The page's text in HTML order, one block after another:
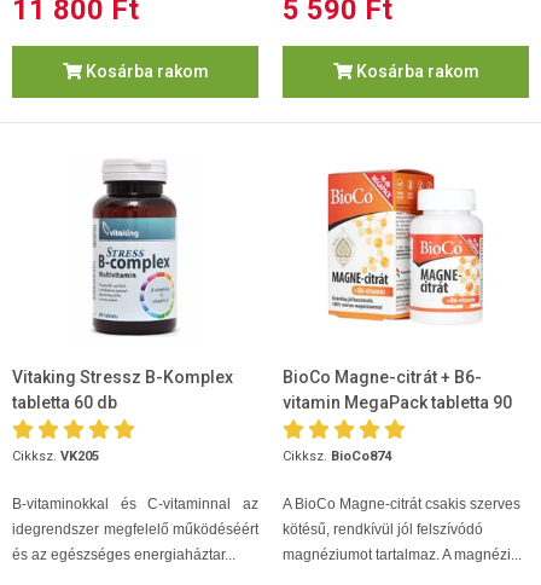
11 800 Ft
Kosárba rakom
5 590 Ft
Kosárba rakom
Vitaking Stressz B-Komplex
tabletta 60 db
Cikksz. VK205
B-vitaminokkal és C-vitaminnal az
idegrendszer megfelelő működéséért
és az egészséges energiaháztar...
BioCo Magne-citrát + B6-
vitamin MegaPack tabletta 90
db
Cikksz. BioCo874
A BioCo Magne-citrát csakis szerves
kötésű, rendkívül jól felszívódó
magnéziumot tartalmaz. A magnézi...